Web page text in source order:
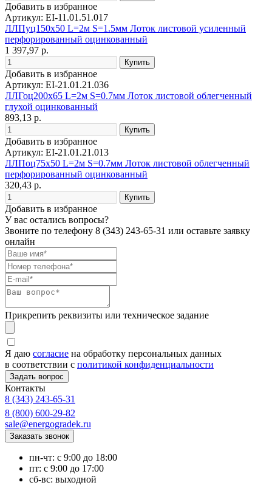
Добавить в избранное
Артикул: EI-11.01.51.017
ЛЛПуц150х50 L=2м S=1.5мм Лоток листовой усиленный
перфорированный оцинкованный
1 397,97 р.
Добавить в избранное
Артикул: EI-21.01.21.036
ЛЛГоц200х65 L=2м S=0.7мм Лоток листовой облегченный
глухой оцинкованный
893,13 р.
Добавить в избранное
Артикул: EI-21.01.21.013
ЛЛПоц75х50 L=2м S=0.7мм Лоток листовой облегченный
перфорированный оцинкованный
320,43 р.
Добавить в избранное
У вас остались вопросы?
Звоните по телефону 8 (343) 243-65-31 или оставьте заявку
онлайн
Прикрепить реквизиты или техническое задание
Я даю согласие на обработку персональных данных
в соответствии с политикой конфиденциальности
Контакты
8 (343) 243-65-31
8 (800) 600-29-82
sale@energogradek.ru
пн-чт: с 9:00 до 18:00
пт: с 9:00 до 17:00
сб-вс: выходной